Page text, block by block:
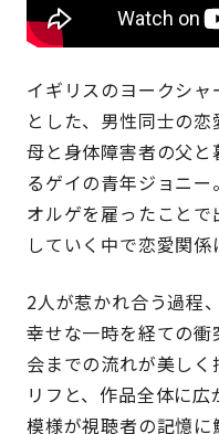
イギリスのヨークシ
とした、男性同士の
母と身体障害者の父
るゲイの青年ジョニ
オルゲを雇ったこと
していく中で恋愛関係
2人が惹かれ合う過程
幸せな一時を経ての
会までの流れが美し
リフと、作品全体に
模様が視聴者の記憶に